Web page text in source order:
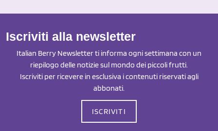
Iscriviti alla newsletter
Italian Berry Newsletter ti informa ogni settimana con un
riepilogo delle notizie sul mondo dei piccoli frutti.
Iscriviti per ricevere in esclusiva i contenuti riservati agli
abbonati.
ISCRIVITI